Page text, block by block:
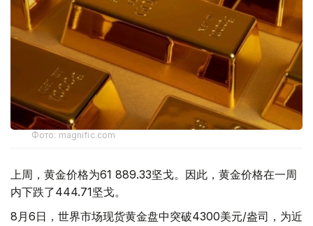
Фото: magnific.com
上周，黄金价格为61 889.33坚戈。因此，黄金价格在一周
内下跌了444.71坚戈。
8月6日，世界市场现货黄金盘中突破4300美元/盎司，为近